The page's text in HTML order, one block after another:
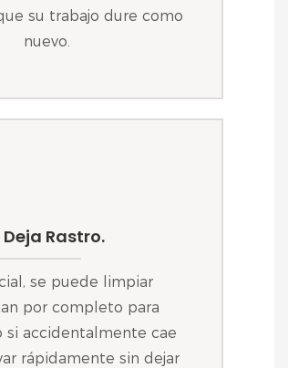
su trabajo dure como
nuevo.
Rastro.
se puede limpiar
por completo para
accidentalmente cae
rápidamente sin dejar